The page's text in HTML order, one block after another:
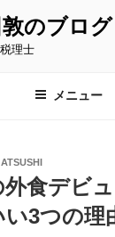
のブログ
理士
メニュー
ATSUSHI
食デビ
3つの理